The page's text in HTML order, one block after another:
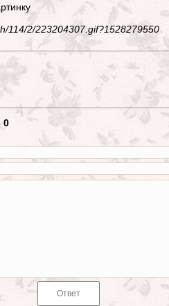
114/2/223204307.gif?1528279550
0